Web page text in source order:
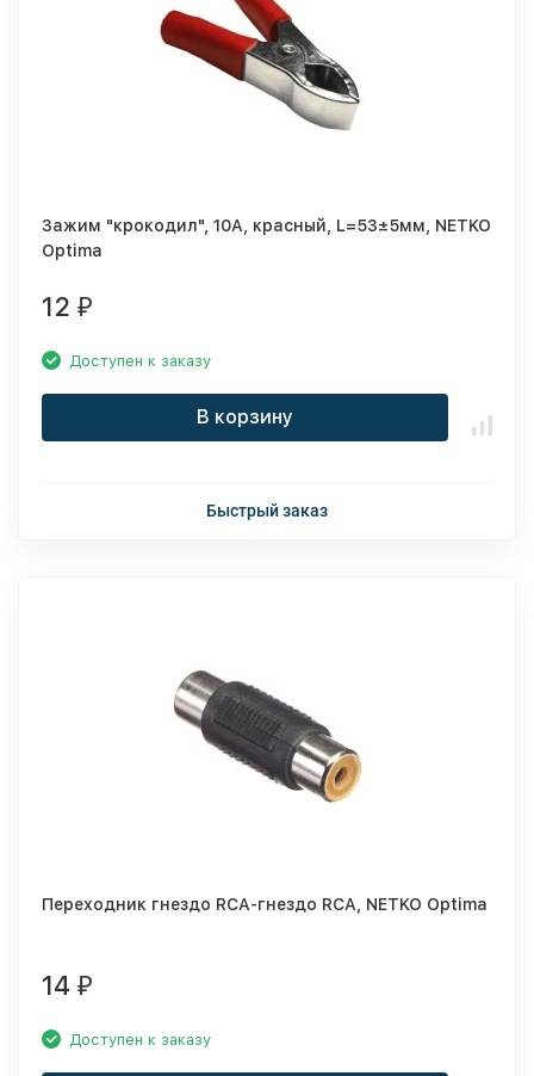
Зажим "крокодил", 10A, красный, L=53±5мм, NETKO
Optima
12 ₽
Доступен к заказу
В корзину
Быстрый заказ
Переходник гнездо RCA-гнездо RCA, NETKO Optima
14 ₽
Доступен к заказу